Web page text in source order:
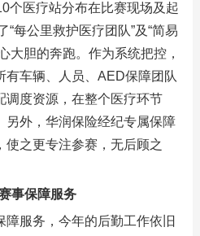
个医疗站分布在比赛现场及起
每公里救护医疗团队”及“简易
大胆的奔跑。作为系统把控，
有车辆、人员、AED保障团队
调度资源，在整个医疗环节
另外，华润保险经纪专属保障
之更专注参赛，无后顾之
事保障服务
障服务，今年的后勤工作依旧